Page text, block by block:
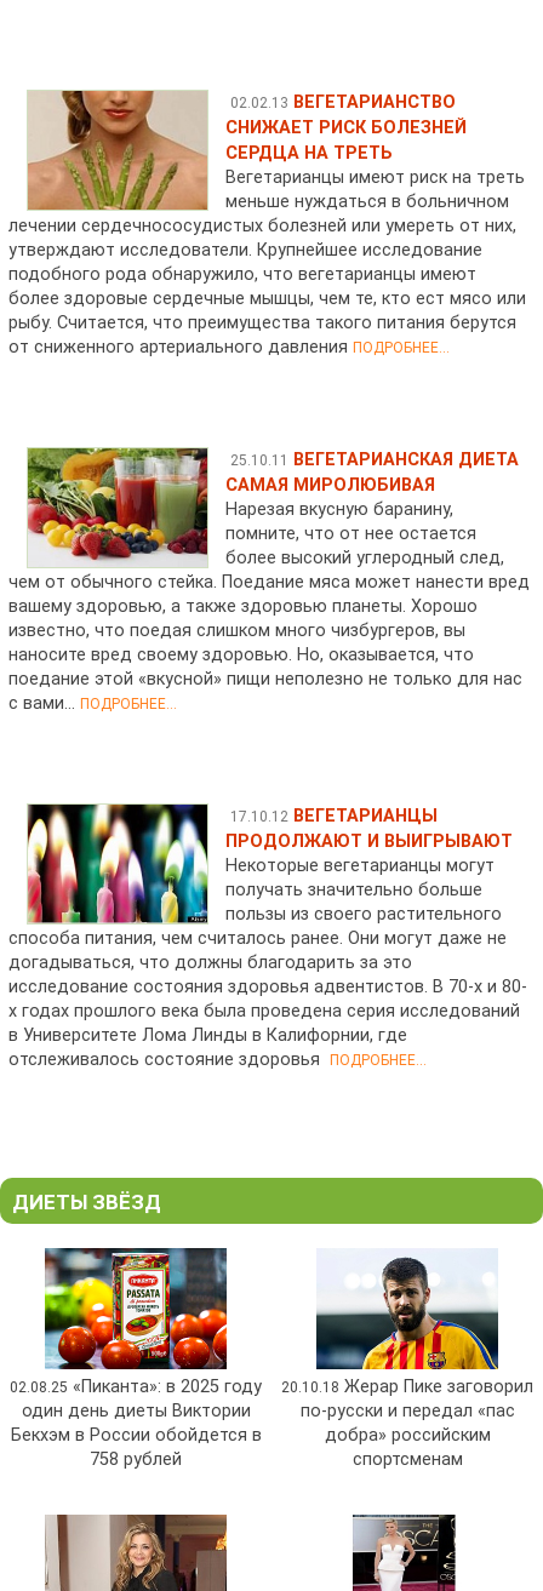
02.02.13 ВЕГЕТАРИАНСТВО
СНИЖАЕТ РИСК БОЛЕЗНЕЙ
СЕРДЦА НА ТРЕТЬ
Вегетарианцы имеют риск на треть
меньше нуждаться в больничном
лечении сердечнососудистых болезней или умереть от них,
утверждают исследователи. Крупнейшее исследование
подобного рода обнаружило, что вегетарианцы имеют
более здоровые сердечные мышцы, чем те, кто ест мясо или
рыбу. Считается, что преимущества такого питания берутся
от сниженного артериального давленияПОДРОБНЕЕ...
25.10.11
ВЕГЕТАРИАНСКАЯ ДИЕТА
САМАЯ МИРОЛЮБИВАЯ
Нарезая вкусную баранину,
помните, что от нее остается
более высокий углеродный след,
чем от обычного стейка. Поедание мяса может нанести вред
вашему здоровью, а также здоровью планеты. Хорошо
известно, что поедая слишком много чизбургеров, вы
наносите вред своему здоровью. Но, оказывается, что
поедание этой «вкусной» пищи неполезно не только для нас
с вами…ПОДРОБНЕЕ...
17.10.12 ВЕГЕТАРИАНЦЫ
ПРОДОЛЖАЮТ И ВЫИГРЫВАЮТ
Некоторые вегетарианцы могут
получать значительно больше
пользы из своего растительного
способа питания, чем считалось ранее. Они могут даже не
догадываться, что должны благодарить за это
исследование состояния здоровья адвентистов. В 70-х и 80-
х годах прошлого века была проведена серия исследований
в Университете Лома Линды в Калифорнии, где
отслеживалось состояние здоровьяПОДРОБНЕЕ...
ДИЕТЫ ЗВЁЗД
02.08.25 «Пиканта»: в 2025 году
один день диеты Виктории
Бекхэм в России обойдется в
758 рублей
20.10.18 Жерар Пике заговорил
по-русски и передал «пас
добра» российским
спортсменам